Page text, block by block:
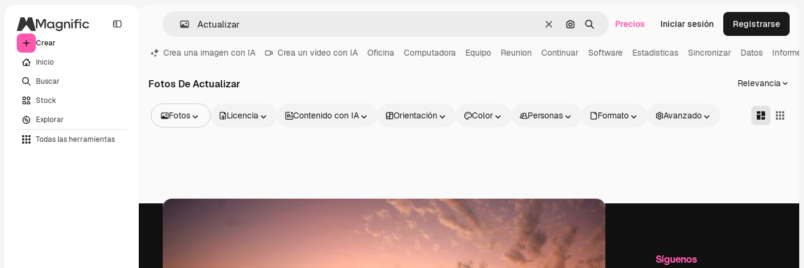
Crear
Inicio
Buscar
Stock
Explorar
Todas las herramientas
BorrarBuscar por imagen
BuscarPrecios Iniciar sesión Registrarse
Crea una imagen con IA Crea un vídeo con IA Oficina Computadora Equipo Reunion Continuar Software Estadisticas Sincronizar Datos Informe
Fotos De Actualizar Relevancia
Fotos
Vídeos
Licencia Contenido con IA Orientación Color Personas Formato Avanzado
Información útil Empresa Síguenos